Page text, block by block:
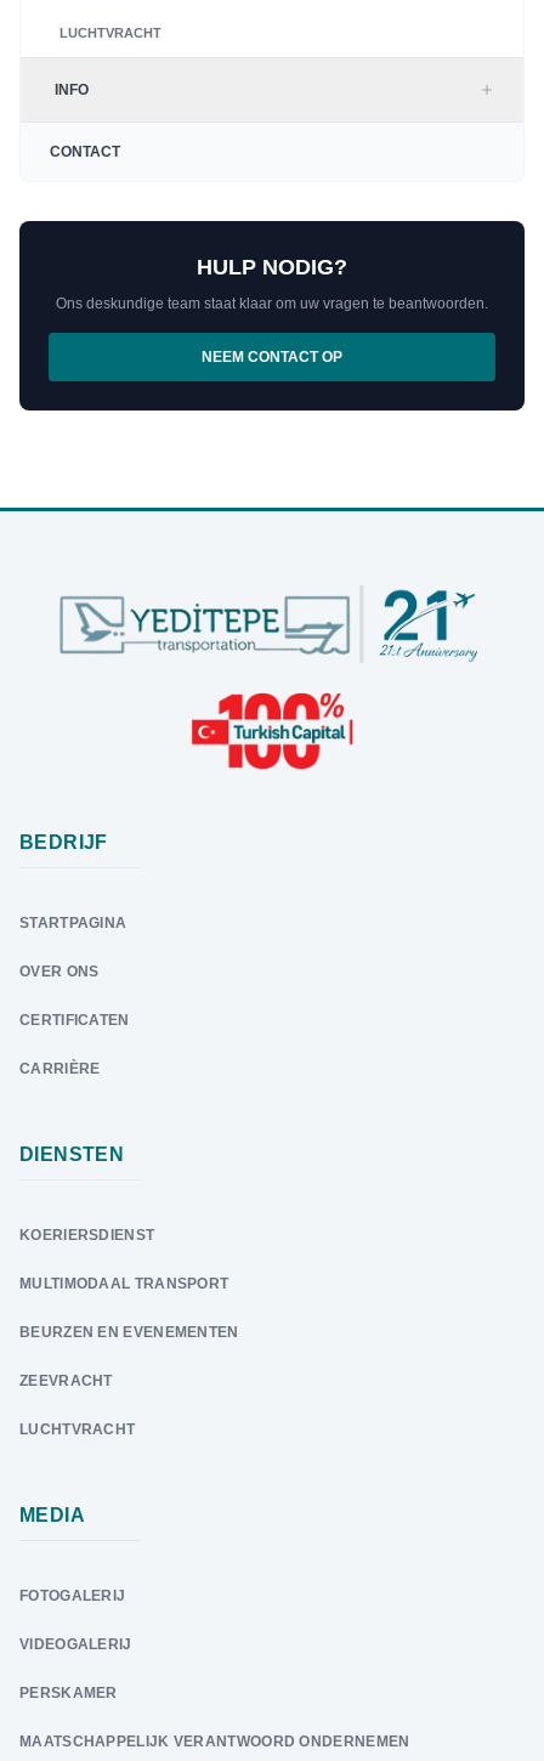
LUCHTVRACHT
INFO
CONTACT
HULP NODIG?
Ons deskundige team staat klaar om uw vragen te beantwoorden.
NEEM CONTACT OP
BEDRIJF
STARTPAGINA
OVER ONS
CERTIFICATEN
CARRIÈRE
DIENSTEN
KOERIERSDIENST
MULTIMODAAL TRANSPORT
BEURZEN EN EVENEMENTEN
ZEEVRACHT
LUCHTVRACHT
MEDIA
FOTOGALERIJ
VIDEOGALERIJ
PERSKAMER
MAATSCHAPPELIJK VERANTWOORD ONDERNEMEN